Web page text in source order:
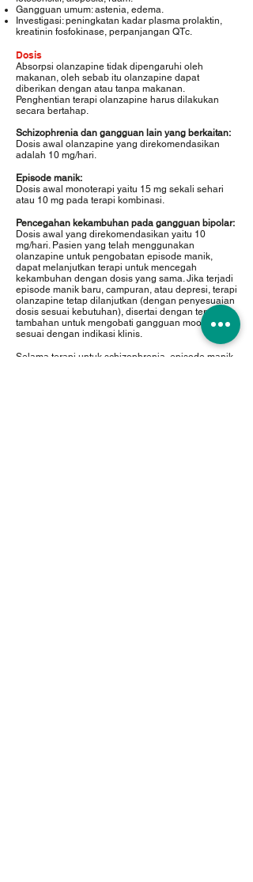
Gangguan umum: astenia, edema.
Investigasi: peningkatan kadar plasma prolaktin,
kreatinin fosfokinase, perpanjangan QTc.
Dosis
Absorpsi olanzapine tidak dipengaruhi oleh
makanan, oleh sebab itu olanzapine dapat
diberikan dengan atau tanpa makanan.
Penghentian terapi olanzapine harus dilakukan
secara bertahap.
Schizophrenia dan gangguan lain yang berkaitan:
Dosis awal olanzapine yang direkomendasikan
adalah 10 mg/hari.
Episode manik:
Dosis awal monoterapi yaitu 15 mg sekali sehari
atau 10 mg pada terapi kombinasi.
Pencegahan kekambuhan pada gangguan bipolar:
Dosis awal yang direkomendasikan yaitu 10
mg/hari. Pasien yang telah menggunakan
olanzapine untuk pengobatan episode manik,
dapat melanjutkan terapi untuk mencegah
kekambuhan dengan dosis yang sama. Jika terjadi
episode manik baru, campuran, atau depresi, terapi
olanzapine tetap dilanjutkan (dengan penyesuaian
dosis sesuai kebutuhan), disertai dengan terapi
tambahan untuk mengobati gangguan mood,
sesuai dengan indikasi klinis.
Selama terapi untuk schizophrenia, episode manik,